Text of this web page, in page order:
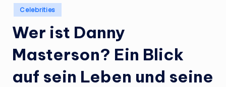
.
e
Posted
in
Celebrities
Wer ist Danny
Masterson? Ein Blick
auf sein Leben und seine